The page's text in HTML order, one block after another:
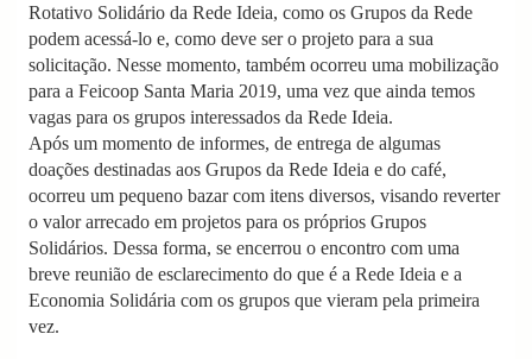
Rotativo Solidário da Rede Ideia, como os Grupos da Rede
podem acessá-lo e, como deve ser o projeto para a sua
solicitação. Nesse momento, também ocorreu uma mobilização
para a Feicoop Santa Maria 2019, uma vez que ainda temos
vagas para os grupos interessados da Rede Ideia.
Após um momento de informes, de entrega de algumas
doações destinadas aos Grupos da Rede Ideia e do café,
ocorreu um pequeno bazar com itens diversos, visando reverter
o valor arrecado em projetos para os próprios Grupos
Solidários. Dessa forma, se encerrou o encontro com uma
breve reunião de esclarecimento do que é a Rede Ideia e a
Economia Solidária com os grupos que vieram pela primeira
vez.